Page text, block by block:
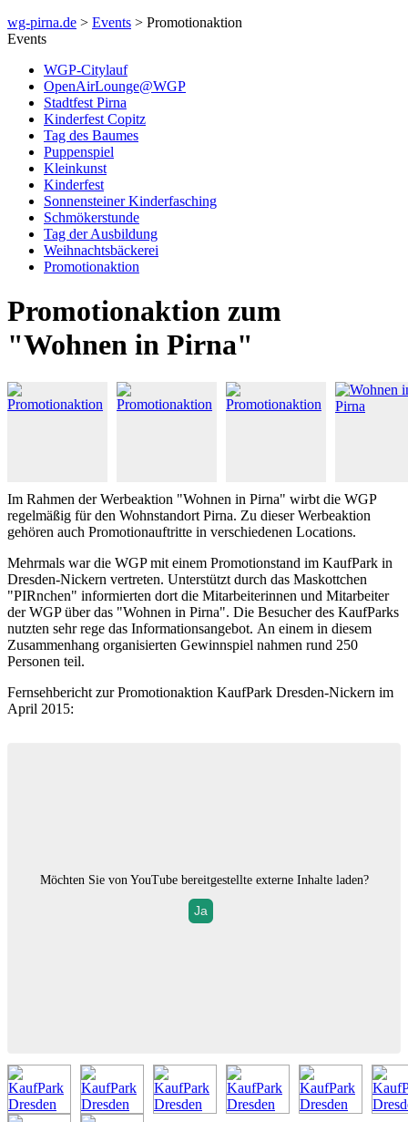
wg-pirna.de > Events > Promotionaktion
Events
WGP-Citylauf
OpenAirLounge@WGP
Stadtfest Pirna
Kinderfest Copitz
Tag des Baumes
Puppenspiel
Kleinkunst
Kinderfest
Sonnensteiner Kinderfasching
Schmökerstunde
Tag der Ausbildung
Weihnachtsbäckerei
Promotionaktion
Promotionaktion zum
"Wohnen in Pirna"
Im Rahmen der Werbeaktion "Wohnen in Pirna" wirbt die WGP
regelmäßig für den Wohnstandort Pirna. Zu dieser Werbeaktion
gehören auch Promotionauftritte in verschiedenen Locations.
Mehrmals war die WGP mit einem Promotionstand im KaufPark in
Dresden-Nickern vertreten. Unterstützt durch das Maskottchen
"PIRnchen" informierten dort die Mitarbeiterinnen und Mitarbeiter
der WGP über das "Wohnen in Pirna". Die Besucher des KaufParks
nutzten sehr rege das Informationsangebot. An einem in diesem
Zusammenhang organisierten Gewinnspiel nahmen rund 250
Personen teil.
Fernsehbericht zur Promotionaktion KaufPark Dresden-Nickern im
April 2015:
Möchten Sie von YouTubebereitgestellte externe Inhalte laden?
Ja